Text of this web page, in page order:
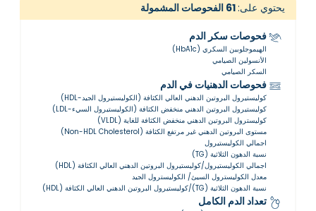
يحتوي على:61 الفحوصات المشمولة
فحوصات سكر الدم
الهيموجلوبين السكري (HbA1c)
الأنسولين الصيامي
السكر الصيامي
فحوصات الدهنيات في الدم
كوليستيرول البروتين الدهني العالي الكثافة (الكوليستيرول الجيد-HDL)
كوليستيرول البروتين الدهني منخفض الكثافة (الكوليستيرول السيء-LDL)
كوليسترول البروتين الدهني منخفض الكثافة للغاية (VLDL)
مستوى البروتين الدهني غير مرتفع الكثافة (Non-HDL Cholesterol)
اجمالي الكوليستيرول
نسبة الدهون الثلاثية (TG)
اجمالي الكوليستيرول/كوليستيرول البروتين الدهني العالي الكثافة (HDL)
معدل الكوليسترول السيئ/ الكوليسترول الجيد
نسبة الدهون الثلاثية (TG)/كوليستيرول البروتين الدهني العالي الكثافة (HDL)
تعداد الدم الكامل